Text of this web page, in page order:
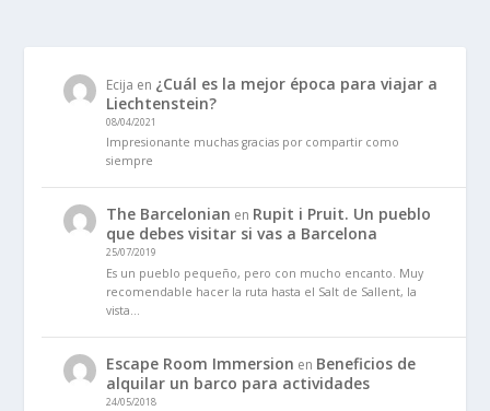
Ecija en ¿Cuál es la mejor época para viajar a
Liechtenstein?
08/04/2021
Impresionante muchas gracias por compartir como
siempre
The Barcelonian en Rupit i Pruit. Un pueblo
que debes visitar si vas a Barcelona
25/07/2019
Es un pueblo pequeño, pero con mucho encanto. Muy
recomendable hacer la ruta hasta el Salt de Sallent, la
vista…
Escape Room Immersion en Beneficios de
alquilar un barco para actividades
24/05/2018